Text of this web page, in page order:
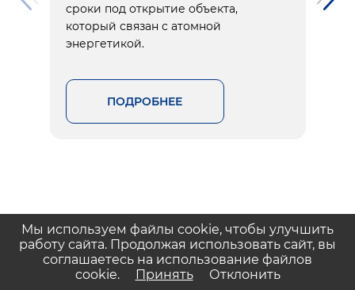
сроки под открытие объекта,
который связан с атомной
энергетикой.
ПОДРОБНЕЕ
Мы используем файлы cookie, чтобы улучшить
работу сайта. Продолжая использовать сайт, вы
соглашаетесь на использование файлов
cookie.
Принять Отклонить